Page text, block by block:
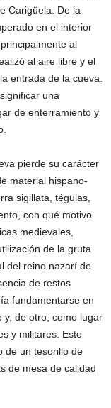
Carigüela. De la
en el interior
al
al aire libre y el
entrada de la cueva.
una
de enterramiento y
pierde su carácter
material hispano-
sigillata, tégulas,
con qué motivo
medievales,
de la gruta
del reino nazarí de
de restos
fundamentarse en
y, de otro, como lugar
y militares. Esto
de un tesorillo de
de mesa de calidad